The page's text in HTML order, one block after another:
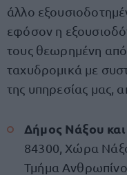
άλλο
εφόσον η
τους θεωρημένη από
ταχυδρομικά με
της υπηρεσίας μας,
Δήμος Νάξου
84300, Χώρα
Τμήμα